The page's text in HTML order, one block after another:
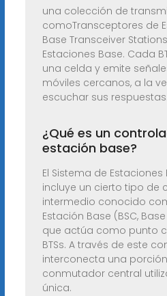
una colección de
comoTransceptores de
Base Transceiver
Estaciones Base. Cada
una celda y emite
móviles cercanos, a la
escuchar sus respuestas.
¿Qué es un
estación base?
El Sistema de
incluye un cierto tipo de
intermedio conocido
Estación Base (BSC,
que actúa como punto
BTSs. A través de este
interconecta una
conmutador central
única.